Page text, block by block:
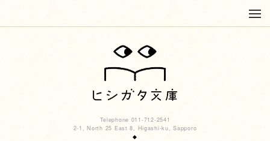
Telephone 011-712-2541
2-1, North 25 East 8, Higashi-ku, Sapporo
◆